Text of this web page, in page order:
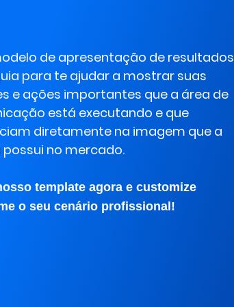
de apresentação de resultados
para te ajudar a mostrar suas
e ações importantes que a área de
está executando e que
diretamente na imagem que a
no mercado.
template agora e customize
o seu cenário profissional!